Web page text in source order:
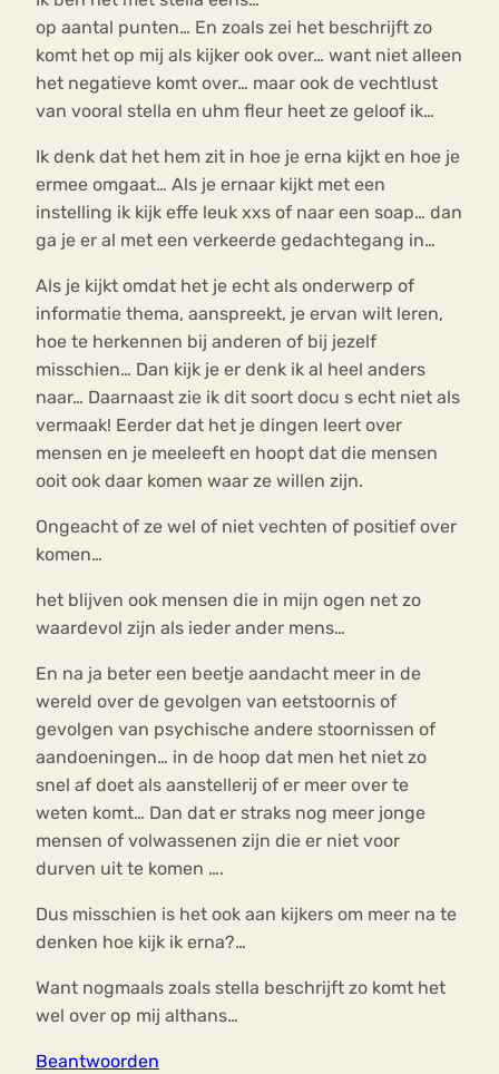
op aantal punten… En zoals zei het beschrijft zo
komt het op mij als kijker ook over… want niet alleen
het negatieve komt over… maar ook de vechtlust
van vooral stella en uhm fleur heet ze geloof ik…
Ik denk dat het hem zit in hoe je erna kijkt en hoe je
ermee omgaat… Als je ernaar kijkt met een
instelling ik kijk effe leuk xxs of naar een soap… dan
ga je er al met een verkeerde gedachtegang in…
Als je kijkt omdat het je echt als onderwerp of
informatie thema, aanspreekt, je ervan wilt leren,
hoe te herkennen bij anderen of bij jezelf
misschien… Dan kijk je er denk ik al heel anders
naar… Daarnaast zie ik dit soort docu s echt niet als
vermaak! Eerder dat het je dingen leert over
mensen en je meeleeft en hoopt dat die mensen
ooit ook daar komen waar ze willen zijn.
Ongeacht of ze wel of niet vechten of positief over
komen…
het blijven ook mensen die in mijn ogen net zo
waardevol zijn als ieder ander mens…
En na ja beter een beetje aandacht meer in de
wereld over de gevolgen van eetstoornis of
gevolgen van psychische andere stoornissen of
aandoeningen… in de hoop dat men het niet zo
snel af doet als aanstellerij of er meer over te
weten komt… Dan dat er straks nog meer jonge
mensen of volwassenen zijn die er niet voor
durven uit te komen ….
Dus misschien is het ook aan kijkers om meer na te
denken hoe kijk ik erna?…
Want nogmaals zoals stella beschrijft zo komt het
wel over op mij althans…
Beantwoorden